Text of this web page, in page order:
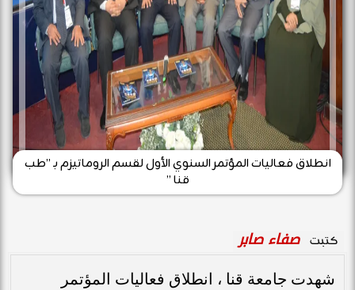
انطلاق فعاليات المؤتمر السنوي الأول لقسم الروماتيزم بـ ”طب
قنا ”
كتبت صفاء صابر
شهدت جامعة قنا ، انطلاق فعاليات المؤتمر